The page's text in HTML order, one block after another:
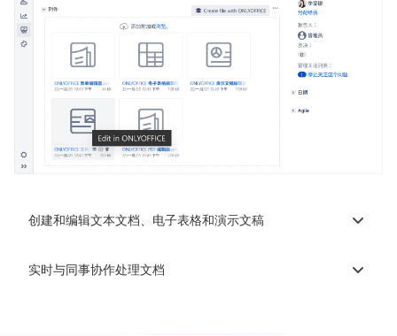
创建和编辑文本文档、电子表格和演示文稿
实时与同事协作处理文档